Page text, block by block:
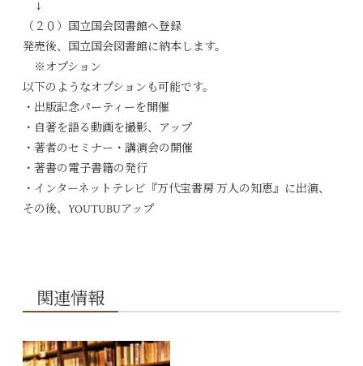
↓
（２０）国立国会図書館へ登録
発売後、国立国会図書館に納本します。
※オプション
以下のようなオプションも可能です。
・出版記念パーティーを開催
・自著を語る動画を撮影、アップ
・著者のセミナー・講演会の開催
・著書の電子書籍の発行
・インターネットテレビ『万代宝書房 万人の知恵』に出演、
その後、YOUTUBUアップ
関連情報